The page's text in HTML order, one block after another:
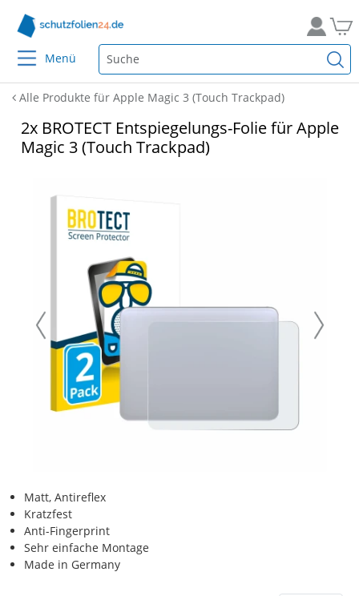
Menü
Alle Produkte für Apple Magic 3 (Touch Trackpad)
2x BROTECT Entspiegelungs-Folie für Apple
Magic 3 (Touch Trackpad)
Matt, Antireflex
Kratzfest
Anti-Fingerprint
Sehr einfache Montage
Made in Germany